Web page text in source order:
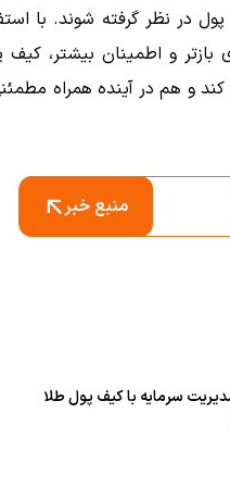
در نظر گرفته شوند. با
و اطمینان بیشتر، کیف
و هم در آینده همراه
منبع خبر
سرمایه با کیف پول طلا